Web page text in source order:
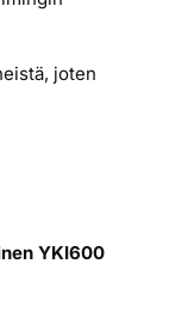
joten
YKI600